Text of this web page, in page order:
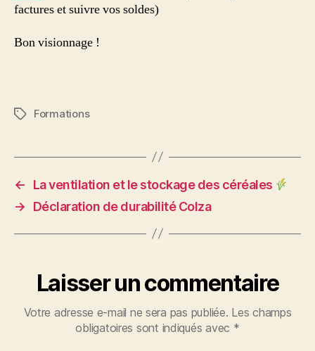
factures et suivre vos soldes)
Bon visionnage !
Étiquettes
Formations
←
La ventilation et le stockage des céréales
→
Déclaration de durabilité Colza
Laisser un commentaire
Votre adresse e-mail ne sera pas publiée. Les champs
obligatoires sont indiqués avec *